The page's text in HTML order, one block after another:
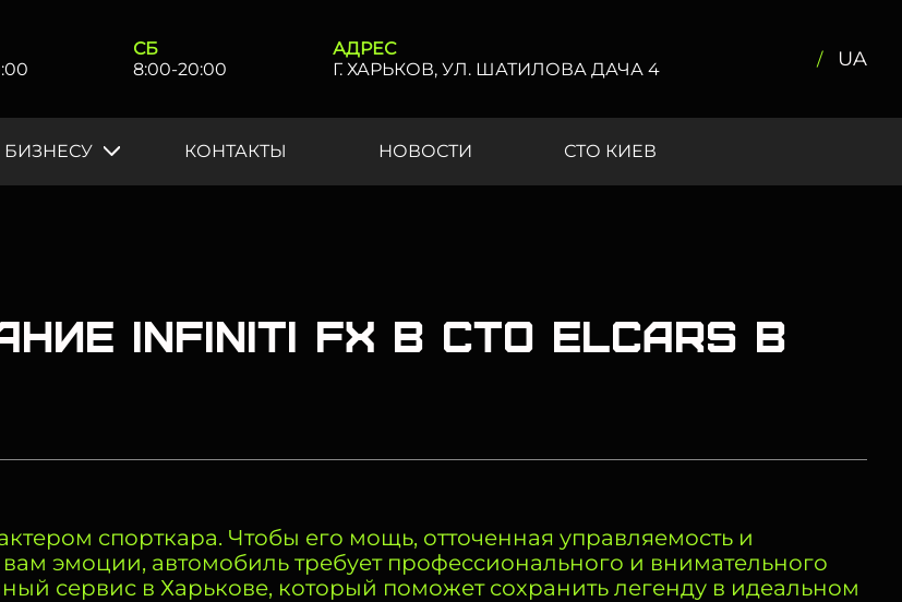
СБ
8:00-20:00
АДРЕС
Г. ХАРЬКОВ, УЛ. ШАТИЛОВА ДАЧА 4
UA
БИЗНЕСУ КОНТАКТЫ НОВОСТИ СТО КИЕВ
Infiniti FX в СТО Elcars в
спорткара. Чтобы его мощь, отточенная управляемость и
эмоции, автомобиль требует профессионального и внимательного
сервис в Харькове, который поможет сохранить легенду в идеальном